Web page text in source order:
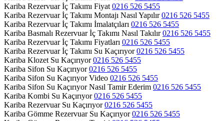
Kariba Rezervuar İç Takımı Fiyat 0216 526 5455
Kariba Rezervuar İç Takımı Montajı Nasıl Yapılır0216 526 5455
Kariba Rezervuar İç Takımı İmalatçıları 0216 526 5455
Kariba Basmalı Rezervuar İç Takımı Nasıl Takılır0216 526 5455
Kariba Rezervuar İç Takımı Fiyatları 0216 526 5455
Kariba Rezervuar İç Takımı Su Kaçırıyor0216 526 5455
Kariba Klozet Su Kaçırıyor0216 526 5455
Kariba Sifon Su Kaçırıyor0216 526 5455
Kariba Sifon Su Kaçırıyor Video 0216 526 5455
Kariba Sifon Su Kaçırıyor Nasıl Tamir Ederim 0216 526 5455
Kariba Kombi Su Kaçırıyor0216 526 5455
Kariba Rezervuar Su Kaçırıyor0216 526 5455
Kariba Gömme Rezervuar Su Kaçırıyor0216 526 5455